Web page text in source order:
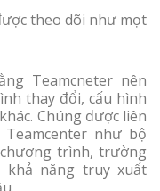
theo dõi như mọt
Teamcneter nên
thay đổi, cấu hình
Chúng được liên
như bộ
trình, trường
khả năng truy xuất